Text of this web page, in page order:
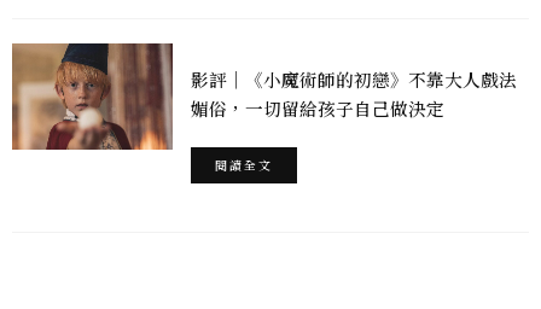
影評｜《小魔術師的初戀》不靠大人戲法
媚俗，一切留給孩子自己做決定
閱讀全文